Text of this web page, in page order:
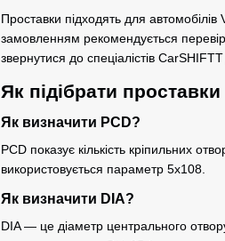
Проставки підходять для
замовленням рекомендується
звернутися до спеціалістів
Як підібрати проставки
Як визначити PCD?
PCD показує кількість кріпильних
використовується параметр 5x108.
Як визначити DIA?
DIA — це діаметр центрального